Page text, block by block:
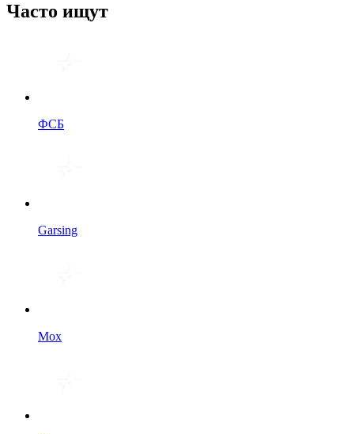
Часто ищут
ФСБ
Garsing
Мох